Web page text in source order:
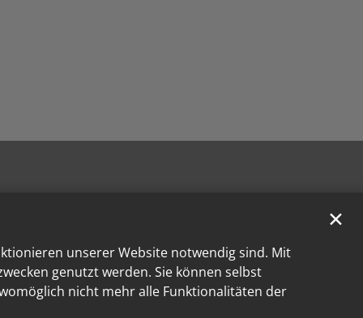
unserer Website notwendig sind. Mit
genutzt werden. Sie können selbst
nicht mehr alle Funktionalitäten der
✕